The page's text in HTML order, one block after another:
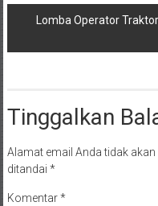
Lomba Operator
Tinggalkan
Alamat email Anda tidak akan
ditandai *
Komentar*